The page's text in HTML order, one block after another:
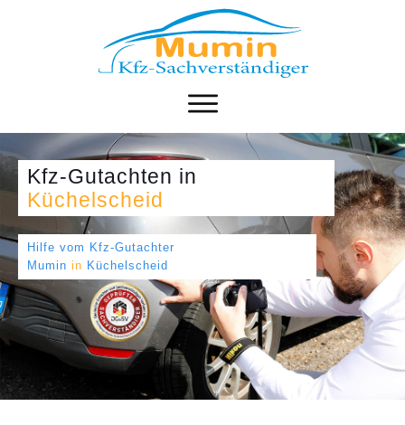
Kfz-Gutachten in
Küchelscheid
Hilfe vom Kfz-Gutachter
Mumin in Küchelscheid